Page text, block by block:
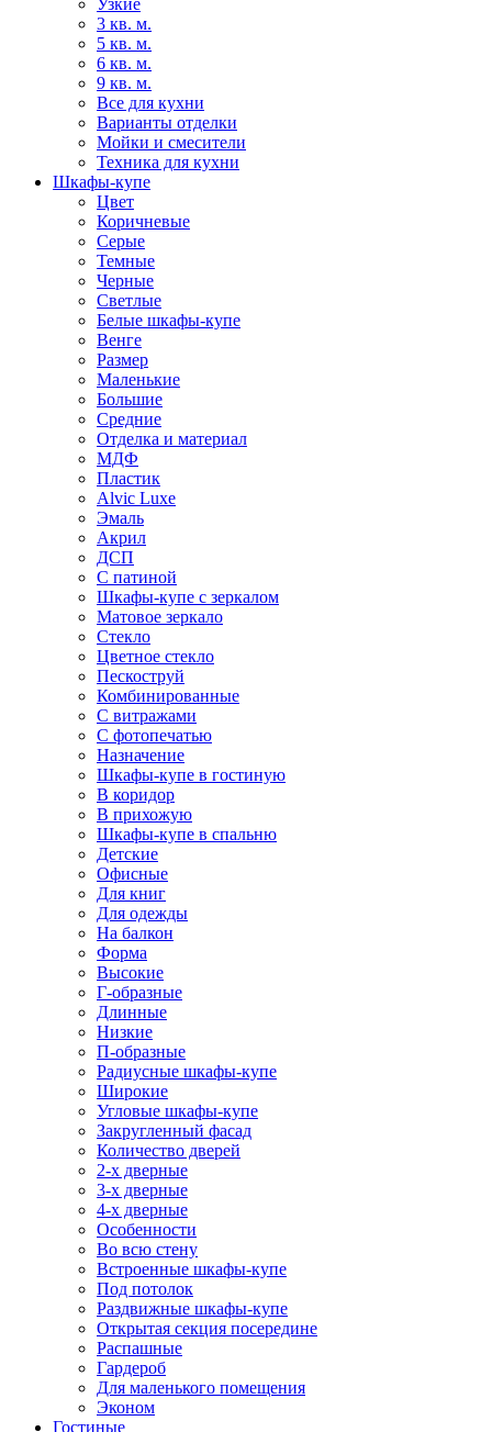
Узкие
3 кв. м.
5 кв. м.
6 кв. м.
9 кв. м.
Все для кухни
Варианты отделки
Мойки и смесители
Техника для кухни
Шкафы-купе
Цвет
Коричневые
Серые
Темные
Черные
Светлые
Белые шкафы-купе
Венге
Размер
Маленькие
Большие
Средние
Отделка и материал
МДФ
Пластик
Alvic Luxe
Эмаль
Акрил
ДСП
С патиной
Шкафы-купе с зеркалом
Матовое зеркало
Стекло
Цветное стекло
Пескоструй
Комбинированные
С витражами
С фотопечатью
Назначение
Шкафы-купе в гостиную
В коридор
В прихожую
Шкафы-купе в спальню
Детские
Офисные
Для книг
Для одежды
На балкон
Форма
Высокие
Г-образные
Длинные
Низкие
П-образные
Радиусные шкафы-купе
Широкие
Угловые шкафы-купе
Закругленный фасад
Количество дверей
2-х дверные
3-х дверные
4-х дверные
Особенности
Во всю стену
Встроенные шкафы-купе
Под потолок
Раздвижные шкафы-купе
Открытая секция посередине
Распашные
Гардероб
Для маленького помещения
Эконом
Гостиные